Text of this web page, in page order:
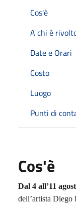
Cos'è
A chi è
Date e Orari
Costo
Luogo
Punti di
Cos'è
Dal 4 all’11
dell’artista Diego